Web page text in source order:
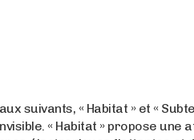
suivants, « Habitat » et «
« Habitat » propose une